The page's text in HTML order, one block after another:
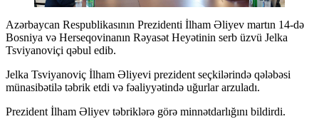
Azərbaycan Respublikasının Prezidenti İlham Əliyev martın 14-də
Bosniya və Herseqovinanın Rəyasət Heyətinin serb üzvü Jelka
Tsviyanoviçi qəbul edib.
Jelka Tsviyanoviç İlham Əliyevi prezident seçkilərində qələbəsi
münasibətilə təbrik etdi və fəaliyyətində uğurlar arzuladı.
Prezident İlham Əliyev təbriklərə görə minnətdarlığını bildirdi.